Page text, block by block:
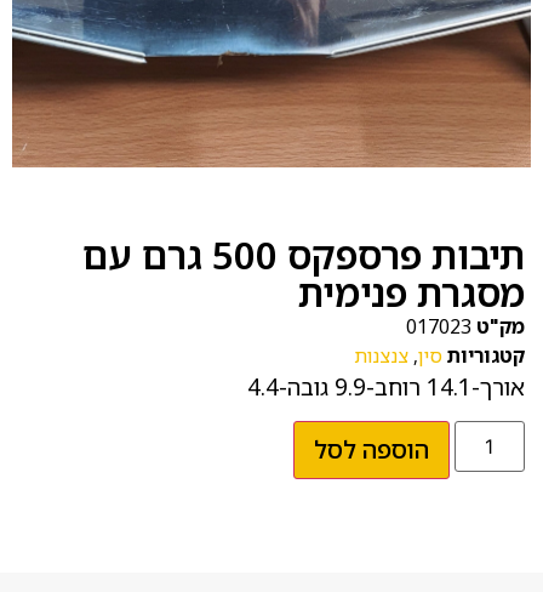
תיבות פרספקס 500 גרם עם
מסגרת פנימית
מק"ט 017023
קטגוריותסין, צנצנות
אורך-14.1 רוחב-9.9 גובה-4.4
הוספה לסל